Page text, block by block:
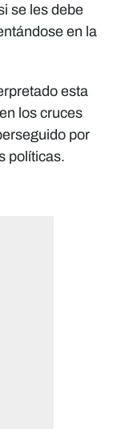
se les debe
en la
esta
en los cruces
por
políticas.